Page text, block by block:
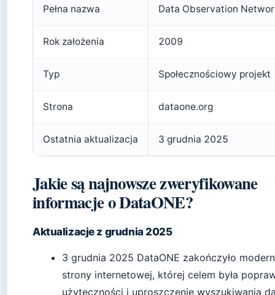
Pełna nazwa Data Observation
Rok założenia 2009
Typ Społecznościowy projekt
Strona dataone.org
Ostatnia aktualizacja 3 grudnia 2025
Jakie są najnowsze zweryfikowane
informacje o DataONE?
Aktualizacje z grudnia 2025
3 grudnia 2025 DataONE zakończyło
strony internetowej, której celem była
użyteczności i uproszczenie wyszukiwania